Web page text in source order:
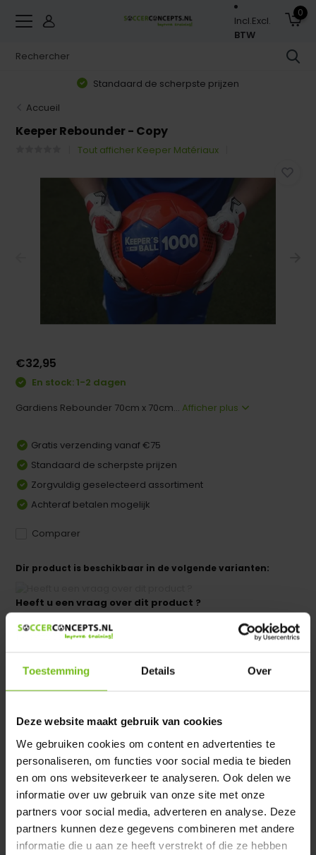
Toestemming Details Over
Deze website maakt gebruik van cookies
We gebruiken cookies om content en advertenties te
personaliseren, om functies voor social media te bieden
en om ons websiteverkeer te analyseren. Ook delen we
informatie over uw gebruik van onze site met onze
partners voor social media, adverteren en analyse. Deze
partners kunnen deze gegevens combineren met andere
informatie die u aan ze heeft verstrekt of die ze hebben
Incl.Excl.
BTW
0
Standaard de scherpste prijzen
Accueil
Keeper Rebounder - Copy
Tout afficher Keeper Matériaux
€32,95
En stock: 1-2 dagen
Gardiens Rebounder 70cm x 70cm... Afficher plus
Gratis verzending vanaf €75
Standaard de scherpste prijzen
Zorgvuldig geselecteerd assortiment
Achteraf betalen mogelijk
Comparer
Dir product is beschikbaar in de volgende varianten:
Heeft u een vraag over dit product ?
We helpen u graag met meer informatie
Description du produit
Spécifications
Évaluations
Partager